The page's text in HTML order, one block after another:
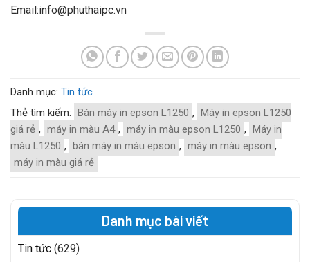
Email:info@phuthaipc.vn
Danh mục: Tin tức
Thẻ tìm kiếm: Bán máy in epson L1250 , Máy in epson L1250
giá rẻ , máy in màu A4 , máy in màu epson L1250 , Máy in
màu L1250 , bán máy in màu epson , máy in màu epson ,
máy in màu giá rẻ
Danh mục bài viết
Tin tức (629)